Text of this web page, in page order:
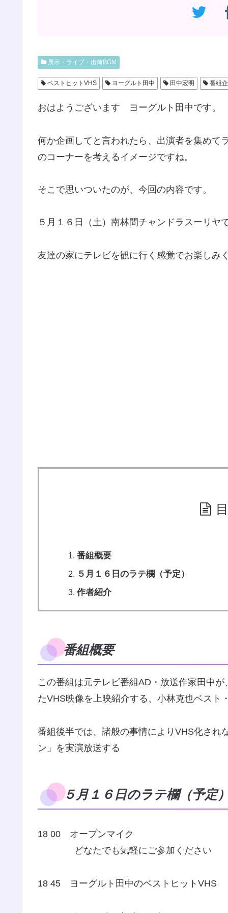
展示・ライブ・出前BGM
ベストヒットVHS ヨーグルト田中 田中宏明 番組
おはようございます ヨーグルト田中です。
何か企画してと言われたら、出演者を集めて
のコーナーを考えるイメージですね。
そこで思いついたのが、今回の内容です。
５月１６日（土）南林間チャンドラスーリヤ
友達の家にテレビを観に行く感覚でお楽しみ
番組概要
５月１６日のラテ欄（予定）
作者紹介
番組概要
この番組は元テレビ番組AD・放送作家田中
たVHS映像を上映紹介する、小林克也ベスト
番組後半では、諸般の事情によりVHS化され
ン」を実演放送する
５月１６日のラテ欄（予定
18 00 オープンマイク
どなたでも気軽にご参加ください
18 45 ヨーグルト田中のベストヒットVHS